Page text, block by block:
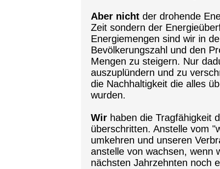
Aber nicht der drohende
Zeit sondern der
Energiemengen sind wir in
Bevölkerungszahl und den
Mengen zu steigern. Nur
auszuplündern und zu
die Nachhaltigkeit die alles
wurden.
Wir haben die Tragfähigkeit
überschritten. Anstelle vom
umkehren und unseren
anstelle von wachsen, wenn
nächsten Jahrzehnten noch